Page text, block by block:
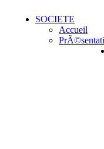
SOCIETE
Accueil